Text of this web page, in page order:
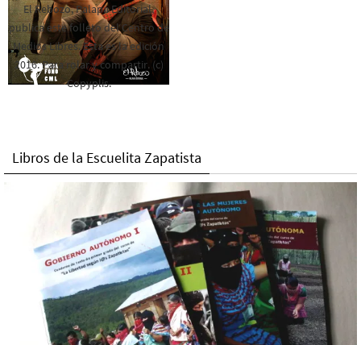
El Rebozo, Palapa Editorial,
publica este folleto del Centro de
Medios Libres. Esta es la edición
2016. Para rolar y compartir. (c)
Copyplis.
Libros de la Escuelita Zapatista